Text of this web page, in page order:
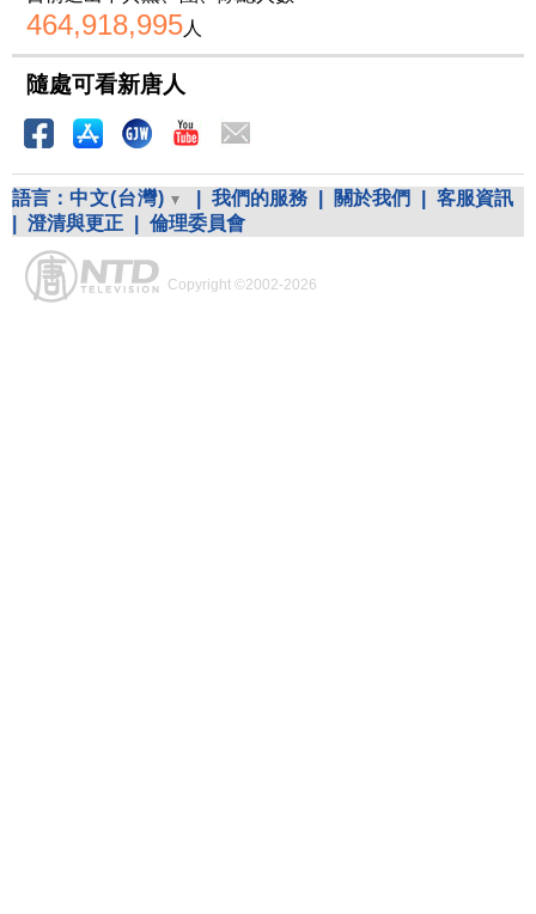
464,918,995人
隨處可看新唐人
語言： 中文(台灣) 我們的服務 關於我們
客服資訊
澄清與更正 倫理委員會
Copyright ©2002-2026